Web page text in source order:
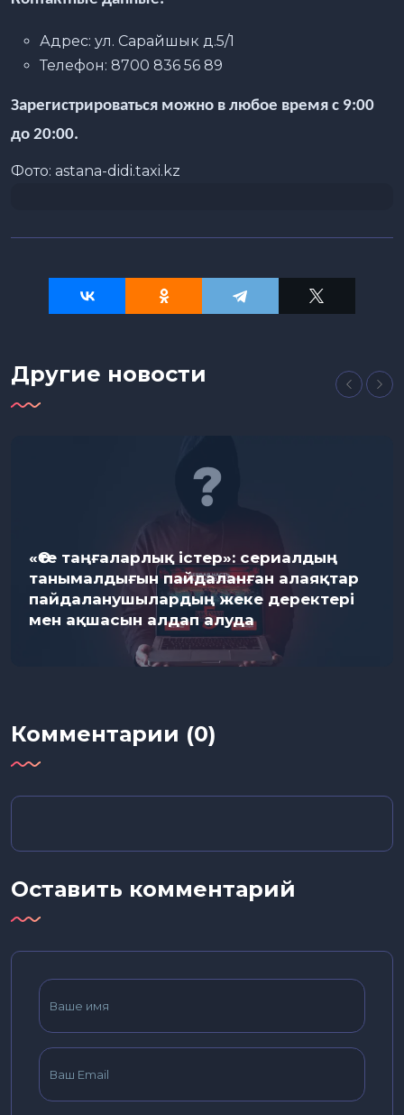
Адрес: ул. Сарайшык д.5/1
Телефон: 8700 836 56 89
Зарегистрироваться можно в любое время с 9:00
до 20:00.
Фото: astana-didi.taxi.kz
Другие новости
«Өте таңғаларлық істер»: сериалдың
танымалдығын пайдаланған алаяқтар
пайдаланушылардың жеке деректері
мен ақшасын алдап алуда
Комментарии (0)
Оставить комментарий